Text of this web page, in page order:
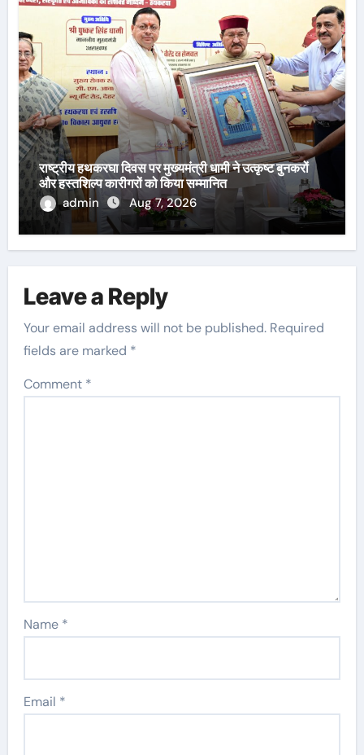
राष्ट्रीय हथकरघा दिवस पर मुख्यमंत्री धामी ने उत्कृष्ट बुनकरों
और हस्तशिल्प कारीगरों को किया सम्मानित
admin
Aug 7, 2026
Leave a Reply
Your email address will not be published. Required
fields are marked *
Comment *
Name *
Email *